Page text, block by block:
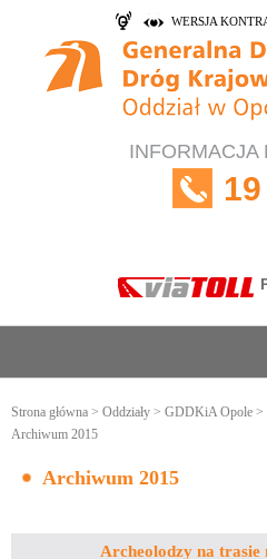
WERSJA
INFORMACJA
Strona główna > Oddziały > GDDKiA Opole >
Archiwum 2015
Archiwum 2015
Archeolodzy na trasie